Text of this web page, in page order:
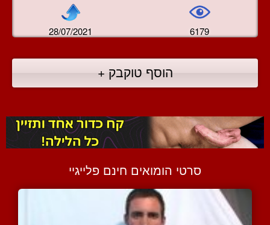
28/07/2021 6179
הוסף טוקבק +
סרטי הומואים חינם פלייגיי